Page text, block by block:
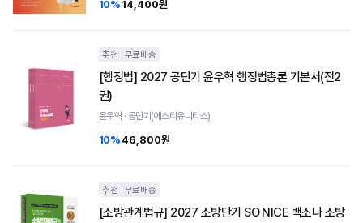
10% 14,400원
추천 무료배송
[행정법] 2027 공단기 윤우혁 행정법총론 기본서(전2
권)
윤우혁 · 공단기(에스티유니타스)
10% 46,800원
추천 무료배송
[소방관계법규] 2027 소방단기 SO NICE 백소나 소방